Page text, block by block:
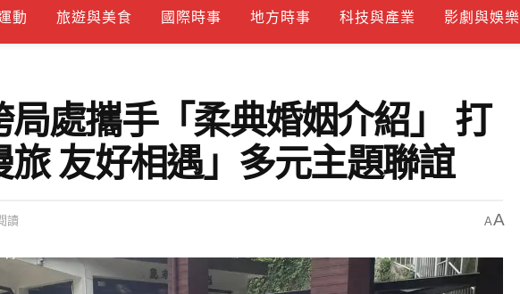
動 旅遊與美食 國際時事 地方時事 科技與產業 影劇與娛樂
局處攜手「柔典婚姻介紹」 打
旅 友好相遇」多元主題聯誼
讀 AA